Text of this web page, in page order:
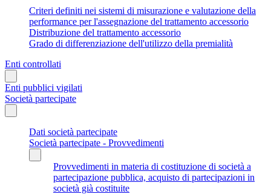
Criteri definiti nei sistemi di misurazione e valutazione della
performance per l'assegnazione del trattamento accessorio
Distribuzione del trattamento accessorio
Grado di differenziazione dell'utilizzo della premialità
Enti controllati
Enti pubblici vigilati
Società partecipate
Dati società partecipate
Società partecipate - Provvedimenti
Provvedimenti in materia di costituzione di società a
partecipazione pubblica, acquisto di partecipazioni in
società già costituite